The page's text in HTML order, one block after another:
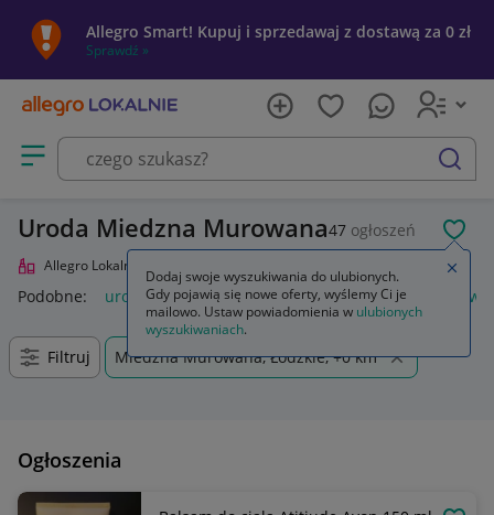
Allegro Smart! Kupuj i sprzedawaj z dostawą za 0 zł
Sprawdź »
Otwórz menu z kategoriami
szukaj
Uroda Miedzna Murowana47 ogłoszeń
Allegro Lokalnie
Podobne: uroda krem przeciw zmarszczkom uroda
Filtruj Miedzna Murowana, Łódzkie, +0 km
Ogłoszenia
Dodaj swoje wyszukiwania do ulubionych.
Gdy pojawią się nowe oferty, wyślemy Ci je
mailowo. Ustaw powiadomienia w ulubionych
wyszukiwaniach.